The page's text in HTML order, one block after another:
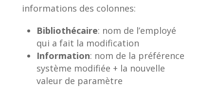
informations des colonnes:
Bibliothécaire: nom de l’employé
qui a fait la modification
Information: nom de la préférence
système modifiée + la nouvelle
valeur de paramètre